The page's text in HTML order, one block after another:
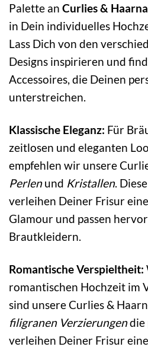
Palette an Curlies &
in Dein individuelles
Lass Dich von den
Designs inspirieren und
Accessoires, die Deinen
unterstreichen.
Klassische Eleganz: Für
zeitlosen und eleganten
empfehlen wir unsere
Perlenund Kristallen.
verleihen Deiner Frisur
Glamour und passen
Brautkleidern.
Romantische Verspieltheit:
romantischen Hochzeit im
sind unsere Curlies &
filigranen Verzierungendie
verleihen Deiner Frisur